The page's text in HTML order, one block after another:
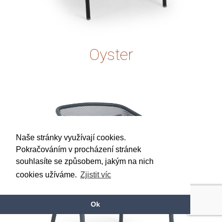
Naše stránky využívají cookies.
Pokračováním v procházení stránek
souhlasíte se způsobem, jakým na nich
cookies užíváme. Zjistit víc
Ok
Oyster